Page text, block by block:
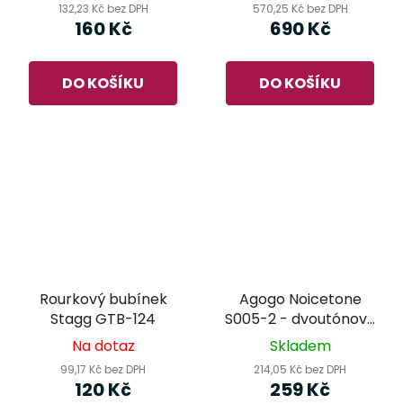
132,23 Kč bez DPH
160 Kč
DO KOŠÍKU
570,25 Kč bez DPH
690 Kč
DO KOŠÍKU
Rourkový bubínek
Stagg GTB-124
Na dotaz
99,17 Kč bez DPH
120 Kč
Agogo Noicetone
S005-2 - dvoutónové
drhlo / guiro
Skladem
214,05 Kč bez DPH
259 Kč